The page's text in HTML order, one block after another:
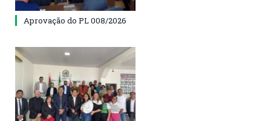
Aprovação do PL 008/2026